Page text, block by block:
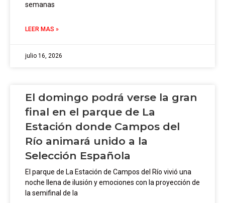
semanas
LEER MAS »
julio 16, 2026
El domingo podrá verse la gran
final en el parque de La
Estación donde Campos del
Río animará unido a la
Selección Española
El parque de La Estación de Campos del Río vivió una
noche llena de ilusión y emociones con la proyección de
la semifinal de la